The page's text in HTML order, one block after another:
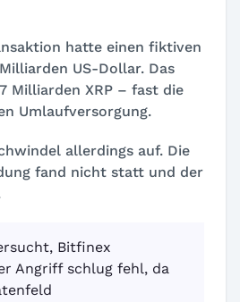
hatte einen fiktiven
US-Dollar. Das
Milliarden XRP – fast die
Umlaufversorgung.
allerdings auf. Die
fand nicht statt und der
Bitfinex
Angriff schlug fehl, da